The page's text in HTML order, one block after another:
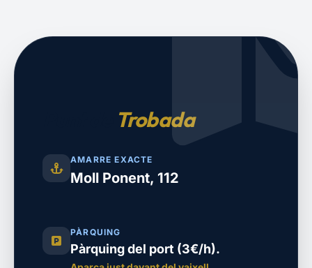
Trobada
AMARRE EXACTE
Moll Ponent, 112
PÀRQUING
Pàrquing del port (3€/h).